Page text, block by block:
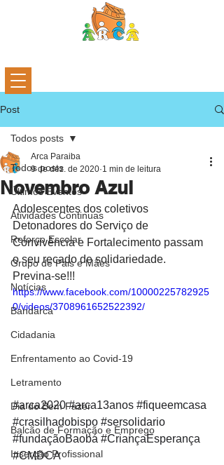
Post
Todos posts
Últimos Eventos
Atividades Continuas
Reforço Escolar
Grupo de Pais e Mães
Notícias
Bandarca
Cidadania
Enfrentamento ao Covid-19
Letramento
Dia do Bem Fazer
Balcão de Formação e Emprego
Inserção Profissional
Todos posts
Novembro Azul
Arca Paraiba
9 de dez. de 2020 1 min de leitura
Adolescentes dos coletivos
Detonadores do Serviço de
Convivência e Fortalecimento passam
o seu recado de solidariedade.
Previna-se!!!
https://www.facebook.com/10000225782925
0/videos/3708961652522392/
#arca2020 #arca13anos #fiqueemcasa
#crasilhadobispo #sersolidario
#fundaçãoBaobá #CriançaEsperança
#CMDCA